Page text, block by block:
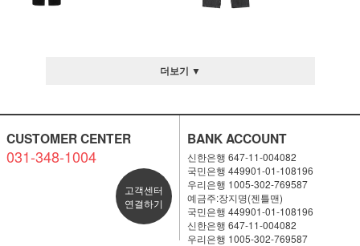
더보기 ▼
CUSTOMER CENTER
031-348-1004
고객센터
연결하기
BANK ACCOUNT
신한은행 647-11-004082
국민은행 449901-01-108196
우리은행 1005-302-769587
예금주:장지명(젠틀맨)
국민은행 449901-01-108196
신한은행 647-11-004082
우리은행 1005-302-769587